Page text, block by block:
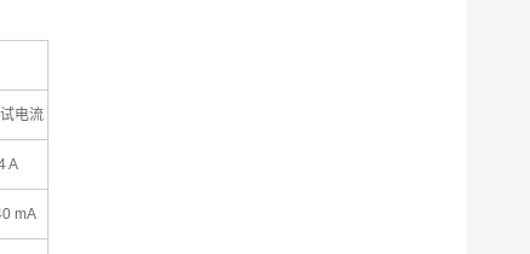
电流
A
mA